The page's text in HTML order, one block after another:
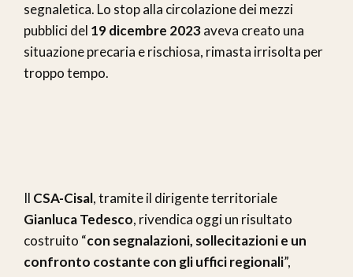
segnaletica. Lo stop alla circolazione dei mezzi
pubblici del 19 dicembre 2023aveva creato una
situazione precaria e rischiosa, rimasta irrisolta per
troppo tempo.
Il CSA-Cisal, tramite il dirigente territoriale
Gianluca Tedesco, rivendica oggi un risultato
costruito “con segnalazioni, sollecitazioni e un
confronto costante con gli uffici regionali”,